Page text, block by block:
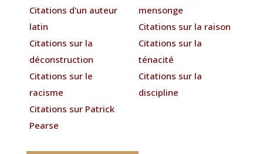
Citations d'un auteur
latin
Citations sur la
déconstruction
Citations sur le
racisme
Citations sur Patrick
Pearse
mensonge
Citations sur la raison
Citations sur la
ténacité
Citations sur la
discipline